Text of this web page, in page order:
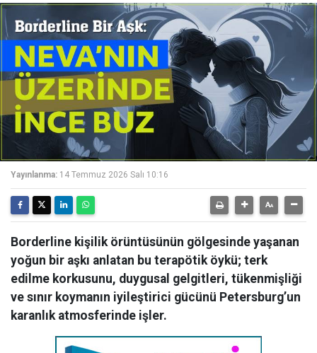
Yayınlanma: 14 Temmuz 2026 Salı 10:16
Borderline kişilik örüntüsünün gölgesinde yaşanan
yoğun bir aşkı anlatan bu terapötik öykü; terk
edilme korkusunu, duygusal gelgitleri, tükenmişliği
ve sınır koymanın iyileştirici gücünü Petersburg’un
karanlık atmosferinde işler.